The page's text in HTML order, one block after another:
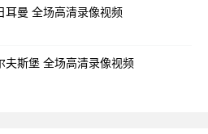
耳曼 全场高清录像视频
夫斯堡 全场高清录像视频